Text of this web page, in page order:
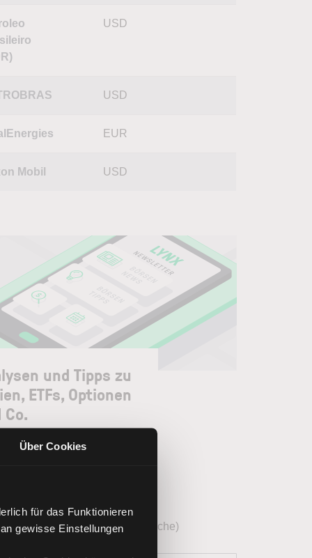
Über Cookies
für das Funktionieren
gewisse Einstellungen
USD
USD
EUR
Mobil USD
und Tipps zu
ETFs, Optionen
auswählen
(mehrmals pro Woche)